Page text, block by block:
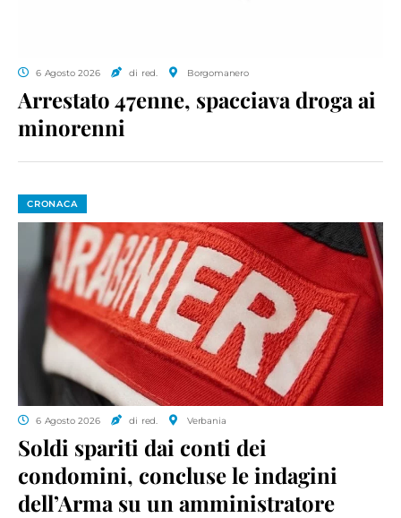
6 Agosto 2026 di red. Borgomanero
Arrestato 47enne, spacciava droga ai
minorenni
CRONACA
6 Agosto 2026 di red. Verbania
Soldi spariti dai conti dei
condomini, concluse le indagini
dell’Arma su un amministratore